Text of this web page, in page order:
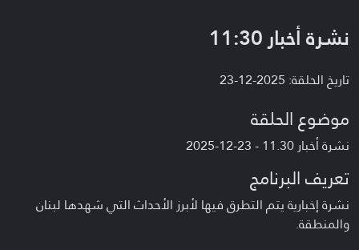
نشرة أخبار 11:30
تاريخ الحلقة: 2025-12-23
موضوع الحلقة
نشرة أخبار 11.30 - 23-12-2025
تعريف البرنامج
نشرة إخبارية يتم التطرق فيها لأبرز الأحداث التي شهدها لبنان
والمنطقة.